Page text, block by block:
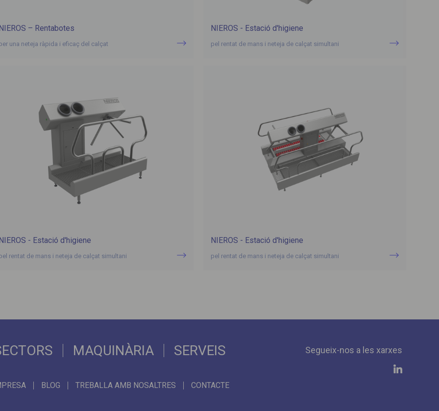
– Rentabotes
una neteja ràpida i eficaç del calçat
NIEROS - Estació d'higiene
pel rentat de mans i neteja de calçat simultani
- Estació d'higiene
rentat de mans i neteja de calçat simultani
NIEROS - Estació d'higiene
pel rentat de mans i neteja de calçat simultani
MAQUINÀRIA SERVEIS
BLOG TREBALLA AMB NOSALTRES CONTACTE
Segueix-nos a les xarxes